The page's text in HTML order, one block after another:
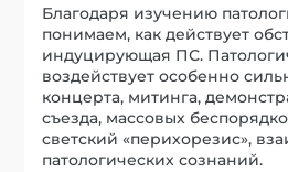
Благодаря изучению
понимаем, как действует
индуцирующая ПС.
воздействует особенно
концерта, митинга,
съезда, массовых
светский «перихорезис»,
патологических сознаний.